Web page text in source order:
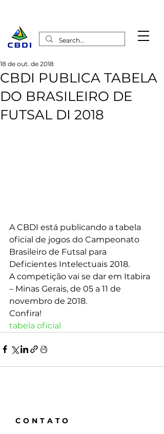
CBDI PUBLICA TABELA
DO BRASILEIRO DE
FUTSAL DI 2018
18 de out. de 2018
A CBDI está publicando a tabela
oficial de jogos do Campeonato
Brasileiro de Futsal para
Deficientes Intelectuais 2018.
A competição vai se dar em Itabira
– Minas Gerais, de 05 a 11 de
novembro de 2018.
Confira!
tabela oficial
CONTATO